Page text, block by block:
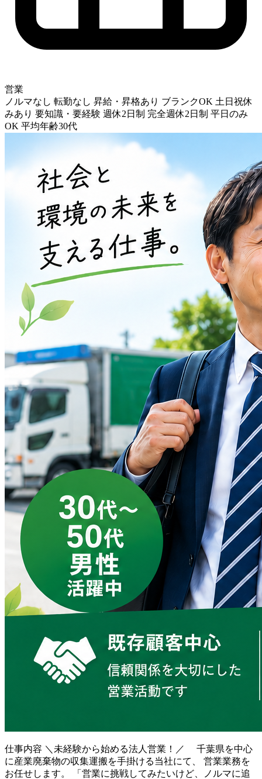
営業
ノルマなし 転勤なし 昇給・昇格あり ブランクOK 土日祝休
みあり 要知識・要経験 週休2日制 完全週休2日制 平日のみ
OK 平均年齢30代
仕事内容 ＼未経験から始める法人営業！／ 千葉県を中心
に産業廃棄物の収集運搬を手掛ける当社にて、 営業業務を
お任せします。 「営業に挑戦してみたいけど、ノルマに追